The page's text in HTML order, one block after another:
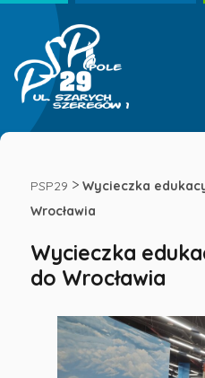
Wycieczka
edukacyjna
5a
PSP29 >Wycieczka
Wrocławia
Wycieczka
do Wrocławia